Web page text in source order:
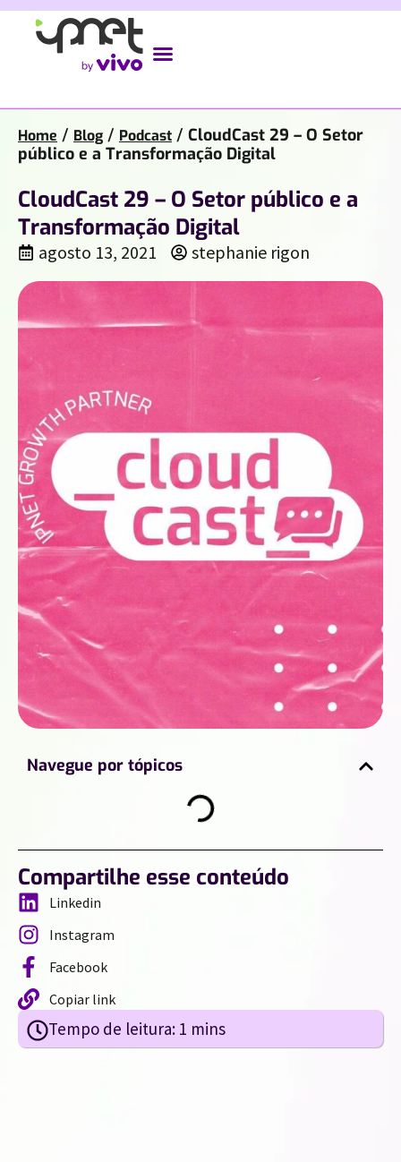
Home / Blog / Podcast / CloudCast 29 – O Setor
público e a Transformação Digital
CloudCast 29 – O Setor público e a
Transformação Digital
agosto 13, 2021 stephanie rigon
Navegue por tópicos
Compartilhe esse conteúdo
Linkedin
Instagram
Facebook
Copiar link